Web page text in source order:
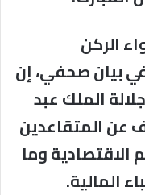
الركن
في بيان صحفي، إن
الملك عبد
عن المتقاعدين
وما
المالية.